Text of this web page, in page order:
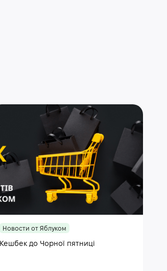
Новости от Яблуком
Кешбек до Чорної пятниці